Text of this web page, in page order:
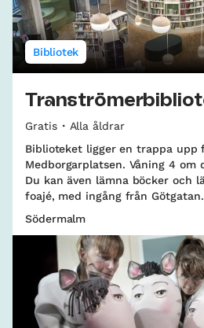
Bibliotek
Gratis
Alla åldrar
Biblioteket ligger en trappa upp
Medborgarplatsen. Våning 4 om
Du kan även lämna böcker och
foajé, med ingång från Götgatan.
Södermalm